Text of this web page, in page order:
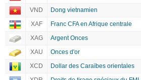
VND
Dong vietnamien
XAF
Franc CFA en Afrique centrale
XAG
Argent Onces
XAU
Onces d'or
XCD
Dollar des Caraïbes orientales